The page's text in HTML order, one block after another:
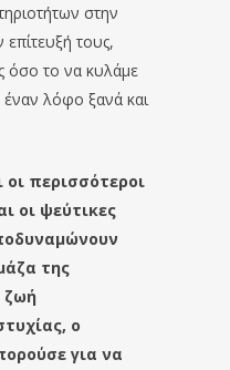
στην
επίτευξή τους,
όσο το να κυλάμε
λόφο ξανά και
περισσότεροι
οι ψεύτικες
της
ζωή
ο
για να